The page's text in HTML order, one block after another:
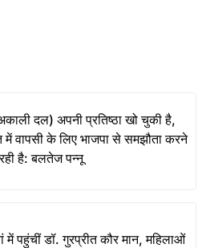
(अकाली दल) अपनी प्रतिष्ठा खो चुकी है,
में वापसी के लिए भाजपा से समझौता करने
है: बलतेज पन्नू
में पहुंचीं डॉ. गुरप्रीत कौर मान, महिलाओं